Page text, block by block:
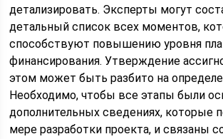
детализировать. Эксперты могут
детальный список всех моментов,
способствуют повышению уровня
финансирования. Утверждение
этом может быть разбито на
Необходимо, чтобы все этапы были
дополнительных сведениях, которые
мере разработки проекта, и связаны